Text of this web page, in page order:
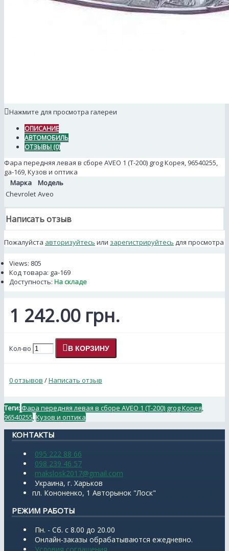
Нажмите для просмотра галереи
ОПИСАНИЕ
АВТОМОБИЛЬ
ОТЗЫВЫ (0)
Фара передняя левая в сборе AVEO 1 (Т-200) grog Корея, 96540255,
ga-169, Кузов и оптика
Марка
Модель
Chevrolet Aveo
Написать отзыв
Пожалуйста авторизуйтесь или зарегистрируйтесь для просмотра
Views: 805
Код товара: ga-169
Доступность: На складе
1 242.00 грн.
Кол-во В КОРЗИНУ
0 отзывов /Написать отзыв
Теги: Фара передняя левая в сборе AVEO 1 (Т-200) grog Корея
96540255 Кузов и оптика
КОНТАКТЫ
095 222 88 66
098 239 46 57
makslosk2017@gmail.com
Украина, г. Харьков
пл. Кононенко, 1 Авторынок "Лоск"
РЕЖИМ РАБОТЫ
Пн. - Сб. с 8.00 до 20.00
Онлайн-заказы обрабатываются ежедневно.
Условия соглашения